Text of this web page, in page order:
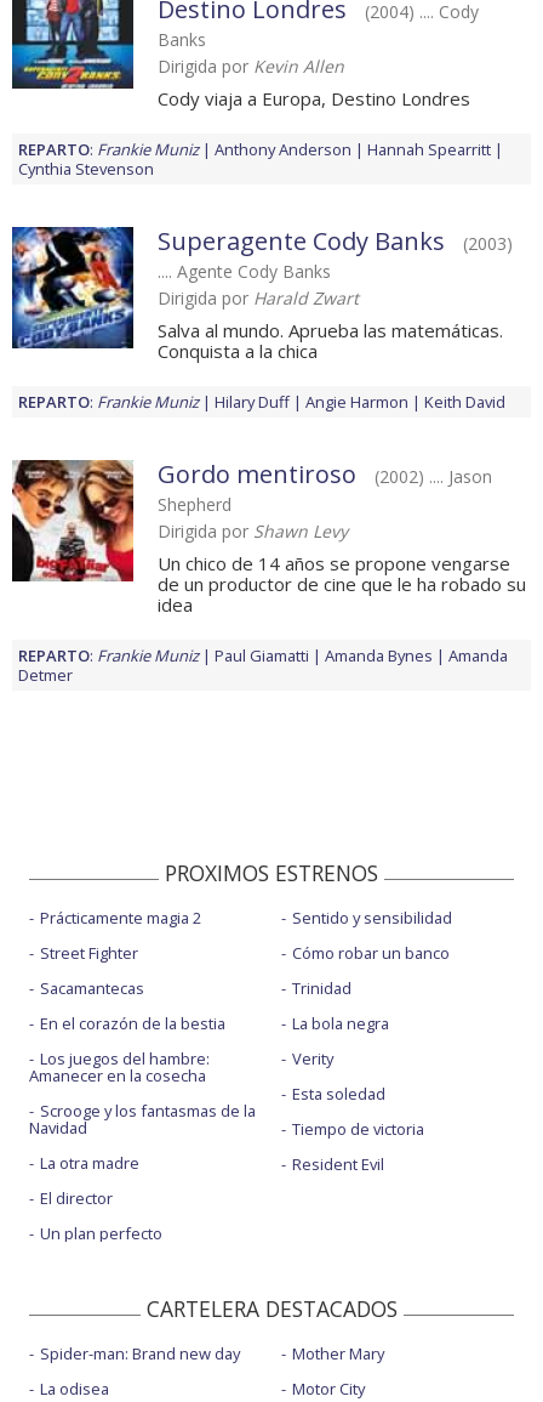
Destino Londres
(2004) .... Cody
Banks
Dirigida por Kevin Allen
Cody viaja a Europa, Destino Londres
REPARTO: Frankie Muniz Anthony Anderson
Hannah Spearritt
Cynthia Stevenson
Superagente Cody Banks
(2003)
.... Agente Cody Banks
Dirigida por Harald Zwart
Salva al mundo. Aprueba las matemáticas.
Conquista a la chica
REPARTO: Frankie Muniz Hilary Duff Angie Harmon Keith David
Gordo mentiroso
(2002) .... Jason
Shepherd
Dirigida por Shawn Levy
Un chico de 14 años se propone vengarse
de un productor de cine que le ha robado su
idea
REPARTO: Frankie Muniz Paul Giamatti Amanda Bynes
Amanda
Detmer
PROXIMOS ESTRENOS
Prácticamente magia 2
Street Fighter
Sacamantecas
En el corazón de la bestia
Los juegos del hambre:
Amanecer en la cosecha
Scrooge y los fantasmas de la
Navidad
La otra madre
El director
Un plan perfecto
Sentido y sensibilidad
Cómo robar un banco
Trinidad
La bola negra
Verity
Esta soledad
Tiempo de victoria
Resident Evil
CARTELERA DESTACADOS
Spider-man: Brand new day
La odisea
Mother Mary
Motor City